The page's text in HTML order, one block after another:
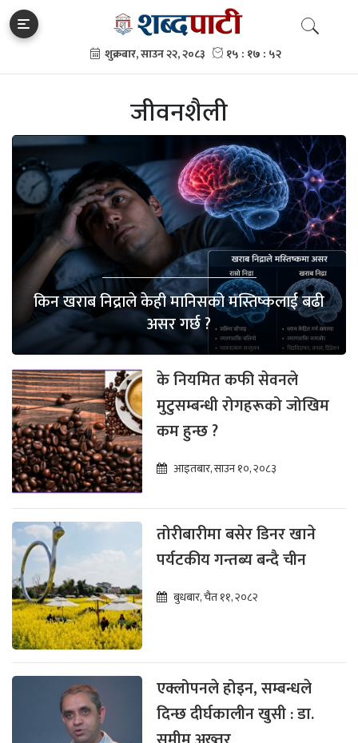
जीवनशैली
किन खराब निद्राले केही मानिसको मस्तिष्कलाई बढी
असर गर्छ ?
के नियमित कफी सेवनले
मुटुसम्बन्धी रोगहरूको जोखिम
कम हुन्छ ?
आइतबार, साउन १०, २०८३
तोरीबारीमा बसेर डिनर खाने
पर्यटकीय गन्तब्य बन्दै चीन
बुधबार, चैत ११, २०८२
एक्लोपनले होइन, सम्बन्धले
दिन्छ दीर्घकालीन खुसी : डा.